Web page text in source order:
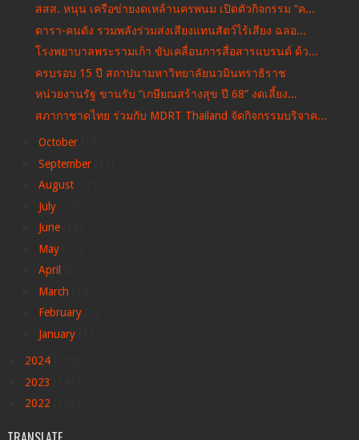
สสส. หนุน เครือข่ายงดเหล้านครพนม เปิดตัวกิจกรรม “ค...
ดารา-คนดัง รวมพลังร่วมส่งเสียงแทนสัตว์ไร้เสียง ฉลอ...
โรงพยาบาลพระรามเก้า ขับเคลื่อนการสื่อสารแบรนด์ ด้ว...
ครบรอบ 15 ปี สถาปนามหาวิทยาลัยนวมินทราธิราช
หน่วยงานรัฐ ขานรับ “เกษียณสร้างสุข ปี 68” งดเลี้ยง...
สภากาชาดไทย ร่วมกับ MDRT Thailand จัดกิจกรรมบริจาค...
October
September
August
July
June
May
April
March
February
January
2024
2023
2022